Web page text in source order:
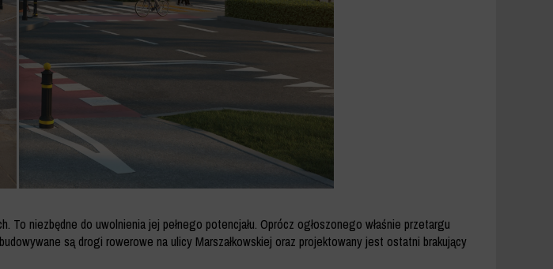
niezbędne do uwolnienia jej pełnego potencjału. Oprócz ogłoszonego właśnie przetargu
są drogi rowerowe na ulicy Marszałkowskiej oraz projektowany jest ostatni brakujący